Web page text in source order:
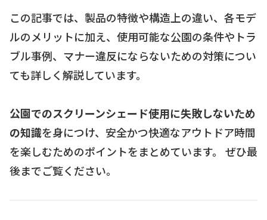
この記事では、製品の特徴や構造上の違い、各モデ
ルのメリットに加え、使用可能な公園の条件やトラ
ブル事例、マナー違反にならないための対策につい
ても詳しく解説しています。
公園でのスクリーンシェード使用に失敗しないため
の知識を身につけ、安全かつ快適なアウトドア時間
を楽しむためのポイントをまとめています。 ぜひ最
後までご覧ください。